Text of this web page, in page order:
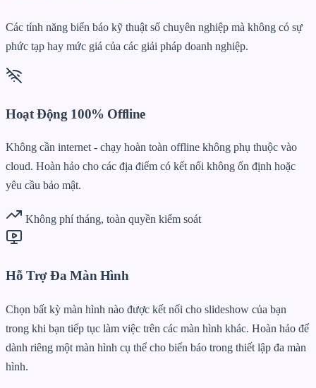
Các tính năng biển báo kỹ thuật số chuyên nghiệp mà không có sự
phức tạp hay mức giá của các giải pháp doanh nghiệp.
Hoạt Động 100% Offline
Không cần internet - chạy hoàn toàn offline không phụ thuộc vào
cloud. Hoàn hảo cho các địa điểm có kết nối không ổn định hoặc
yêu cầu bảo mật.
Không phí tháng, toàn quyền kiểm soát
Hỗ Trợ Đa Màn Hình
Chọn bất kỳ màn hình nào được kết nối cho slideshow của bạn
trong khi bạn tiếp tục làm việc trên các màn hình khác. Hoàn hảo để
dành riêng một màn hình cụ thể cho biển báo trong thiết lập đa màn
hình.